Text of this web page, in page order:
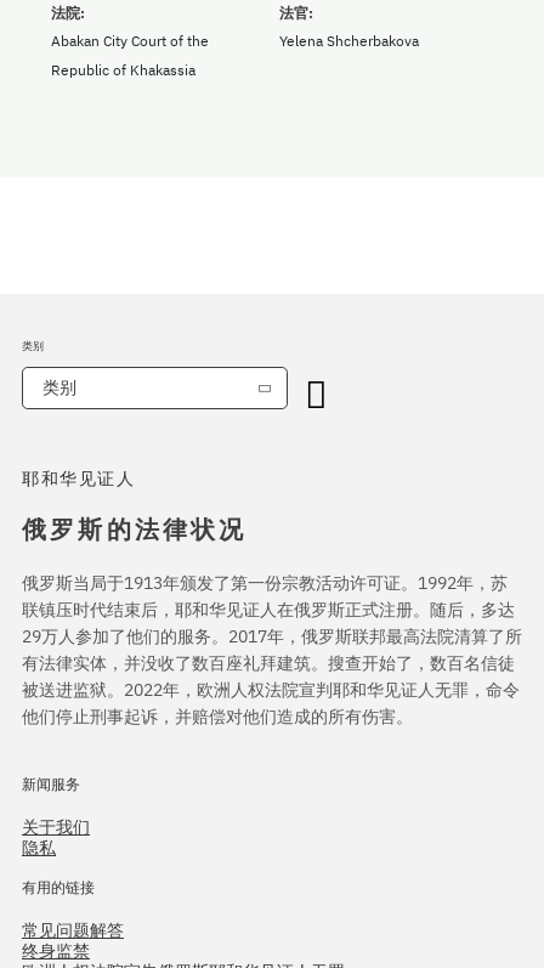
法院:
Abakan City Court of the
Republic of Khakassia
法官:
Yelena Shcherbakova
耶和华见证人
俄罗斯的法律状况
俄罗斯当局于1913年颁发了第一份宗教活动许可证。1992年，苏
联镇压时代结束后，耶和华见证人在俄罗斯正式注册。随后，多达
29万人参加了他们的服务。2017年，俄罗斯联邦最高法院清算了所
有法律实体，并没收了数百座礼拜建筑。搜查开始了，数百名信徒
被送进监狱。2022年，欧洲人权法院宣判耶和华见证人无罪，命令
他们停止刑事起诉，并赔偿对他们造成的所有伤害。
新闻服务
关于我们
隐私
有用的链接
常见问题解答
终身监禁
类别
类别